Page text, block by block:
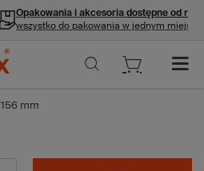
Opakowania i akcesoria dostępne od ręki
wszystko do pakowania w jednym miejscu
156 mm